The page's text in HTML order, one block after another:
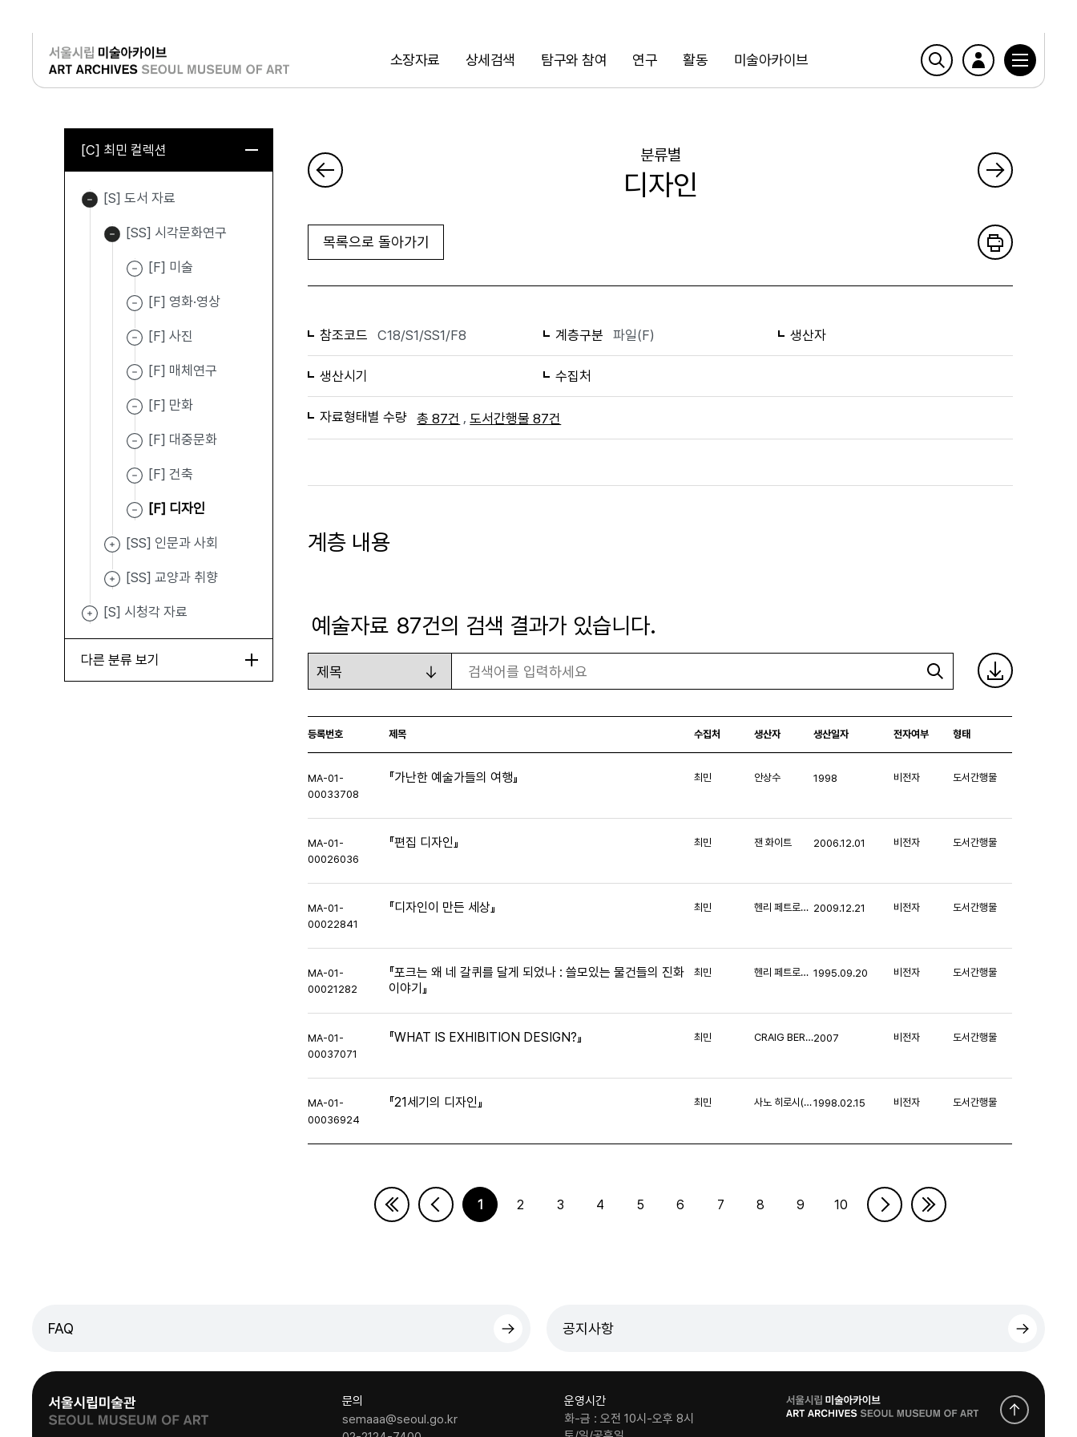
소장자료 상세검색 탐구와 참여 연구 활동 미술아카이브
검색
로그인
[C] 최민 컬렉션
[S] 도서 자료
[SS] 시각문화연구
[F] 미술
[F] 영화·영상
[F] 사진
[F] 매체연구
[F] 만화
[F] 대중문화
[F] 건축
[F] 디자인
[SS] 인문과 사회
[SS] 교양과 취향
[S] 시청각 자료
다른 분류 보기
분류별
디자인
목록으로 돌아가기
참조코드 C18/S1/SS1/F8 계층구분 파일(F) 생산자
생산시기 수집처
자료형태별 수량 총 87건 , 도서간행물 87건
계층 내용
예술자료 87건의 검색 결과가 있습니다.
검색
등록번호 제목 수집처 생산자 생산일자 전자여부 형태
MA-01-
00033708
『가난한 예술가들의 여행』 최민 안상수 1998 비전자 도서간행물
MA-01-
00026036
『편집 디자인』 최민 잰 화이트 2006.12.01 비전자 도서간행물
MA-01-
00022841
『디자인이 만든 세상』 최민 헨리 페트로스키 2009.12.21 비전자 도서간행물
MA-01-
00021282
『포크는 왜 네 갈퀴를 달게 되었나 : 쓸모있는 물건들의 진화
이야기』
최민 헨리 페트로스키 1995.09.20 비전자 도서간행물
MA-01-
00037071
『WHAT IS EXHIBITION DESIGN?』 최민 CRAIG BERGER, JAN LORENC, LEE SKOLNICK2007 비전자 도서간행물
MA-01-
00036924
『21세기의 디자인』 최민 사노 히로시(佐野 寛)1998.02.15 비전자 도서간행물
1 2 3 4 5 6 7 8 9 10
다음페이지마지막페이지
FAQ 공지사항
문의
semaaa@seoul.go.kr
운영시간
화-금 : 오전 10시-오후 8시
로
고